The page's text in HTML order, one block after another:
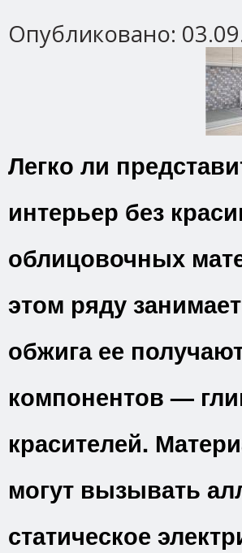
Опубликовано:
Легко ли
интерьер без
облицовочных
этом ряду
обжига ее
компонентов —
красителей.
могут вызывать
статическое